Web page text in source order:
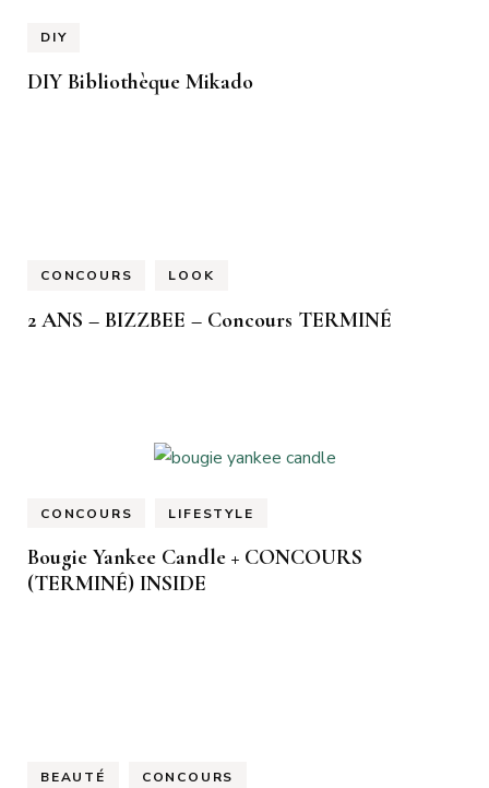
DIY
DIY Bibliothèque Mikado
CONCOURS LOOK
2 ANS – BIZZBEE – Concours TERMINÉ
CONCOURS LIFESTYLE
Bougie Yankee Candle + CONCOURS
(TERMINÉ) INSIDE
BEAUTÉ CONCOURS